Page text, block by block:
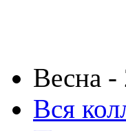
Весна -
Вся